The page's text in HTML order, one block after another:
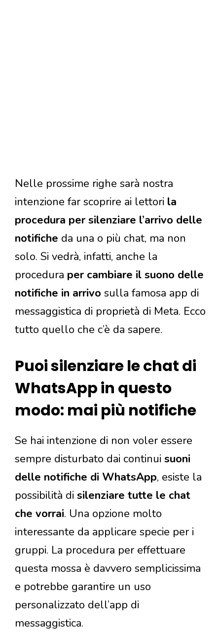
Nelle prossime righe sarà nostra
intenzione far scoprire ai lettori la
procedura per silenziare l’arrivo delle
notifiche da una o più chat, ma non
solo. Si vedrà, infatti, anche la
procedura per cambiare il suono delle
notifiche in arrivo sulla famosa app di
messaggistica di proprietà di Meta. Ecco
tutto quello che c’è da sapere.
Puoi silenziare le chat di
WhatsApp in questo
modo: mai più notifiche
Se hai intenzione di non voler essere
sempre disturbato dai continui suoni
delle notifiche di WhatsApp, esiste la
possibilità di silenziare tutte le chat
che vorrai. Una opzione molto
interessante da applicare specie per i
gruppi. La procedura per effettuare
questa mossa è davvero semplicissima
e potrebbe garantire un uso
personalizzato dell’app di
messaggistica.